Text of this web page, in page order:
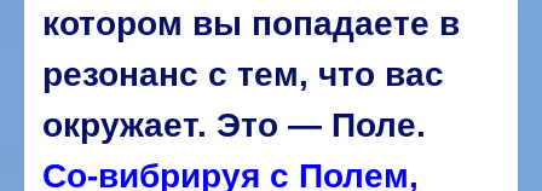
котором вы попадаете в
резонанс с тем, что вас
окружает. Это — Поле.
Со-вибрируя с Полем,